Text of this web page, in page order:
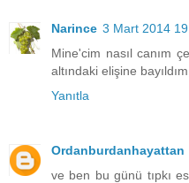
Narince 3 Mart 2014
Mine'cim nasıl canım
altındaki elişine
Yanıtla
Ordanburdanhayattan
ve ben bu günü tıpkı